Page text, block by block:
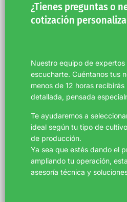
¿Tienes preguntas o
cotización
Nuestro equipo de expertos
escucharte. Cuéntanos tus
menos de 12 horas
detallada, pensada
Te ayudaremos a
ideal según tu tipo de
de producción.
Ya sea que estés dando el
ampliando tu operación,
asesoría técnica y